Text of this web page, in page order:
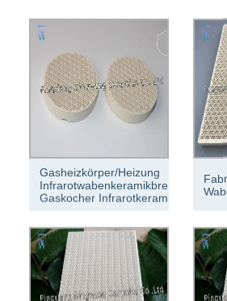
Gasheizkörper/Heizung
Infrarotwabenkeramikbrennerplatte,
Gaskocher Infrarotkeramikplatte